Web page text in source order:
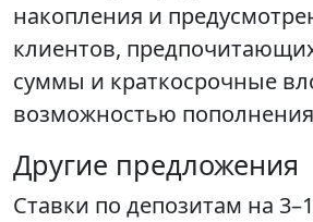
накопления и
клиентов,
суммы и краткосрочные
возможностью
Другие предложения
Ставки по депозитам на